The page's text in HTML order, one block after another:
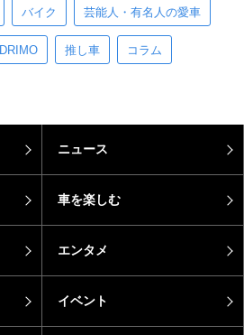
バイク 芸能人・有名人の愛車
DRIMO 推し車 コラム
ニュース
車を楽しむ
エンタメ
イベント